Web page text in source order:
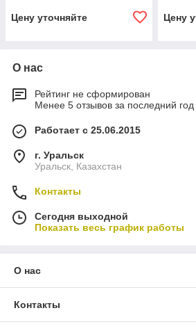
Цену уточняйте Цену
О нас
Рейтинг не сформирован
Менее 5 отзывов за последний год
Работает с 25.06.2015
г. Уральск
Уральск, Казахстан
Контакты
Сегодня выходной
Показать весь график работы
О нас
Контакты